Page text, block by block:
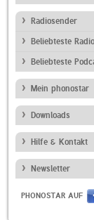
Radiosender
Beliebteste
Beliebteste
Mein phonostar
Downloads
Hilfe & Kontakt
Newsletter
PHONOSTAR AUF